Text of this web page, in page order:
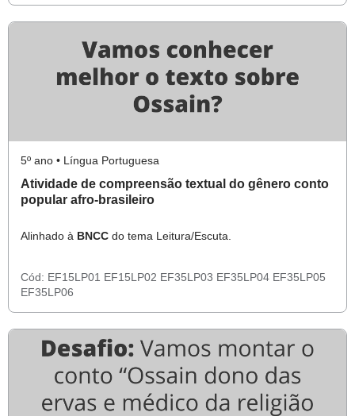
5º ano • Língua Portuguesa
Atividade de compreensão textual do gênero conto
popular afro-brasileiro
Alinhado à BNCC do tema Leitura/Escuta.
Cód: EF15LP01 EF15LP02 EF35LP03 EF35LP04 EF35LP05
EF35LP06